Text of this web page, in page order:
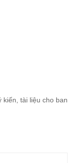
kiến, tài liệu cho ban